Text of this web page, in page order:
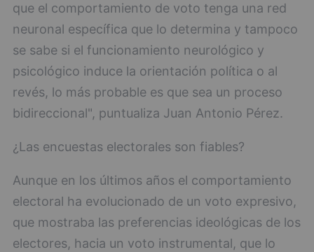
que el comportamiento de voto tenga una red
neuronal específica que lo determina y tampoco
se sabe si el funcionamiento neurológico y
psicológico induce la orientación política o al
revés, lo más probable es que sea un proceso
bidireccional", puntualiza Juan Antonio Pérez.
¿Las encuestas electorales son fiables?
Aunque en los últimos años el comportamiento
electoral ha evolucionado de un voto expresivo,
que mostraba las preferencias ideológicas de los
electores, hacia un voto instrumental, que lo